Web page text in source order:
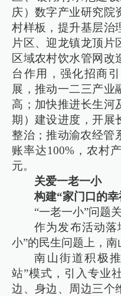
庆）数字产业研究院
村样板，提升基层治
片区、迎龙镇龙顶片
区域农村饮水管网改
台作用，强化招商
展，推动一二三产业
高；加快推进长生河
期）建设进度，开展
整治；推动渝农经管
账率达100%，农村
元。
关爱一老一小
构建“家门口的幸
“一老一小”问题
作为发布活动落
小”的民生问题上，南
南山街道积极
站”模式，引入专业
边、身边、周边三个